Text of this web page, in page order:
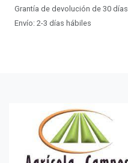
Grantía de devolución de 30 días
Envío: 2-3 días hábiles